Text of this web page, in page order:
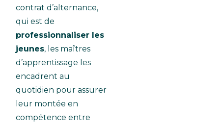
contrat d’alternance,
qui est de
professionnaliser les
jeunes, les maîtres
d’apprentissage les
encadrent au
quotidien pour assurer
leur montée en
compétence entre